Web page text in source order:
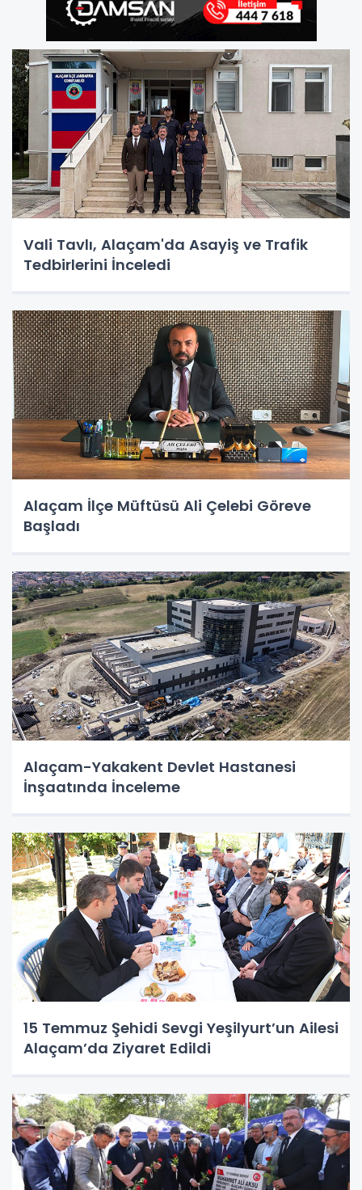
Vali Tavlı, Alaçam'da Asayiş ve Trafik
Tedbirlerini İnceledi
Alaçam İlçe Müftüsü Ali Çelebi Göreve
Başladı
Alaçam-Yakakent Devlet Hastanesi
İnşaatında İnceleme
15 Temmuz Şehidi Sevgi Yeşilyurt’un Ailesi
Alaçam’da Ziyaret Edildi